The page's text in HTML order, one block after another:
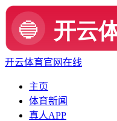
开云体育官网在线
主页
体育新闻
真人APP